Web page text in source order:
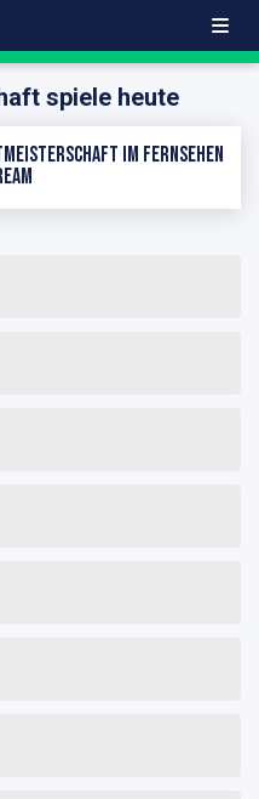
spiele heute
im Fernsehen